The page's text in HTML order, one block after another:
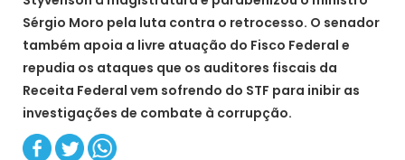
Sérgio Moro pela luta contra o retrocesso. O senador
também apoia a livre atuação do Fisco Federal e
repudia os ataques que os auditores fiscais da
Receita Federal vem sofrendo do STF para inibir as
investigações de combate à corrupção.